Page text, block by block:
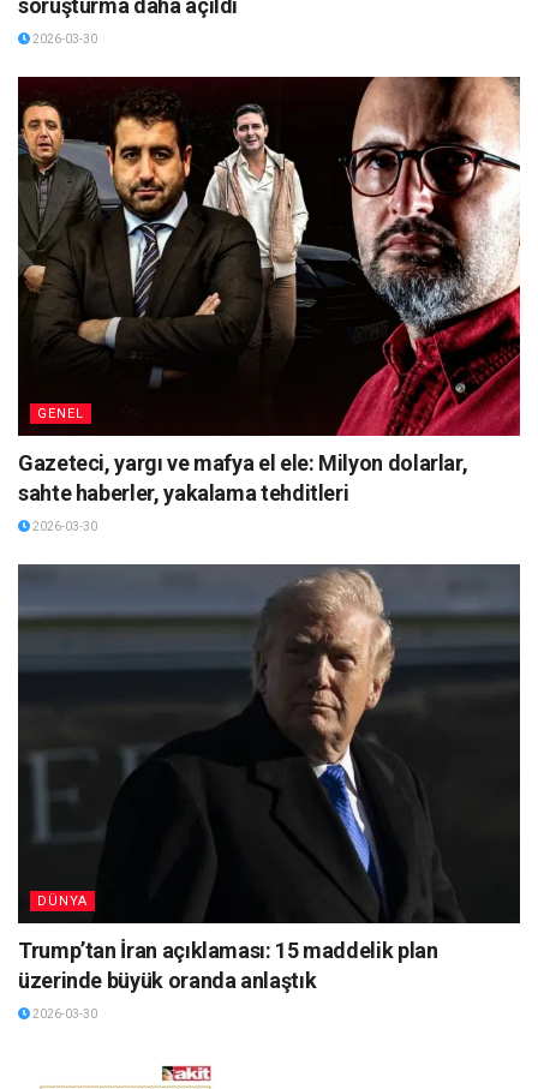
soruşturma daha açıldı
2026-03-30
GENEL
Gazeteci, yargı ve mafya el ele: Milyon dolarlar,
sahte haberler, yakalama tehditleri
2026-03-30
DÜNYA
Trump’tan İran açıklaması: 15 maddelik plan
üzerinde büyük oranda anlaştık
2026-03-30